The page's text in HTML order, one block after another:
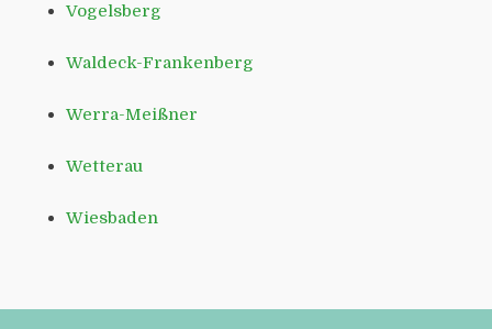
Vogelsberg
Waldeck-Frankenberg
Werra-Meißner
Wetterau
Wiesbaden